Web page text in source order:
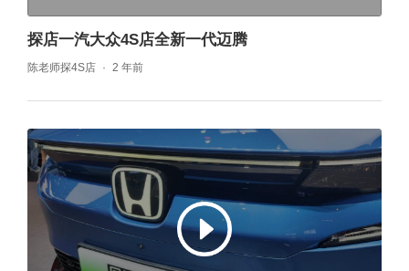
探店一汽大众4S店全新一代迈腾
陈老师探4S店 2 年前